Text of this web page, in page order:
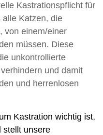
Kastrationspflicht für
alle Katzen, die
von einem/einer
müssen. Diese
unkontrollierte
und damit
und herrenlosen
Kastration wichtig ist,
stellt unsere